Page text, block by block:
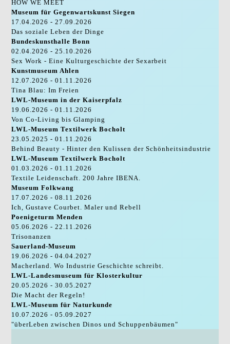
HOW WE MEET
Museum für Gegenwartskunst Siegen
17.04.2026 - 27.09.2026
Das soziale Leben der Dinge
Bundeskunsthalle Bonn
02.04.2026 - 25.10.2026
Sex Work - Eine Kulturgeschichte der Sexarbeit
Kunstmuseum Ahlen
12.07.2026 - 01.11.2026
Tina Blau: Im Freien
LWL-Museum in der Kaiserpfalz
19.06.2026 - 01.11.2026
Von Co-Living bis Glamping
LWL-Museum Textilwerk Bocholt
23.05.2025 - 01.11.2026
Behind Beauty - Hinter den Kulissen der Schönheitsindustrie
LWL-Museum Textilwerk Bocholt
01.03.2026 - 01.11.2026
Textile Leidenschaft. 200 Jahre IBENA.
Museum Folkwang
17.07.2026 - 08.11.2026
Ich, Gustave Courbet. Maler und Rebell
Poenigeturm Menden
05.06.2026 - 22.11.2026
Trisonanzen
Sauerland-Museum
19.06.2026 - 04.04.2027
Macherland. Wo Industrie Geschichte schreibt.
LWL-Landesmuseum für Klosterkultur
20.05.2026 - 30.05.2027
Die Macht der Regeln!
LWL-Museum für Naturkunde
10.07.2026 - 05.09.2027
"überLeben zwischen Dinos und Schuppenbäumen"